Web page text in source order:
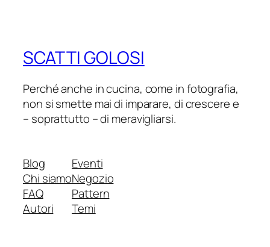
SCATTI GOLOSI
Perché anche in cucina, come in fotografia,
non si smette mai di imparare, di crescere e
– soprattutto – di meravigliarsi.
Blog
Chi siamo
FAQ
Autori
Eventi
Negozio
Pattern
Temi